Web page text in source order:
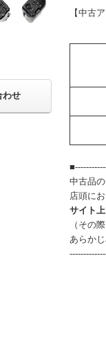
【中古
中古品
店頭に
サイト
（その
あらか
わせ